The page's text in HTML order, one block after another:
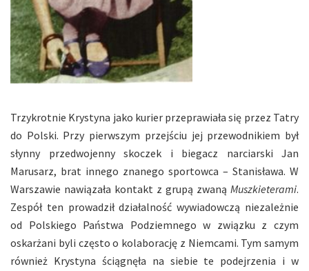
Trzykrotnie Krystyna jako kurier przeprawiała się przez Tatry
do Polski. Przy pierwszym przejściu jej przewodnikiem był
słynny przedwojenny skoczek i biegacz narciarski Jan
Marusarz, brat innego znanego sportowca – Stanisława. W
Warszawie nawiązała kontakt z grupą zwaną Muszkieterami.
Zespół ten prowadził działalność wywiadowczą niezależnie
od Polskiego Państwa Podziemnego w związku z czym
oskarżani byli często o kolaborację z Niemcami. Tym samym
również Krystyna ściągnęła na siebie te podejrzenia i w